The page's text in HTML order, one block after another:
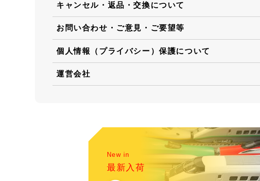
キャンセル・返品・交換について
お問い合わせ・ご意見・ご要望等
個人情報（プライバシー）保護について
運営会社
New in
最新入荷